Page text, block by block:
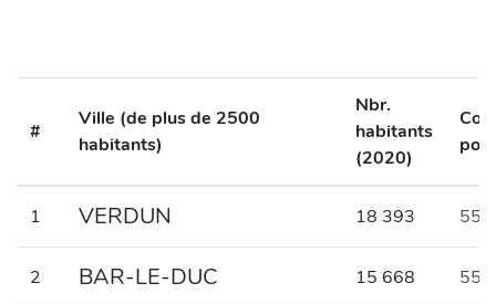
#
Ville (de plus de 2500
habitants)
Nbr.
habitants
(2020)
1 VERDUN 18 393
2 BAR-LE-DUC 15 668